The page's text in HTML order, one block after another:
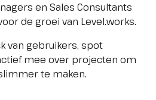
en Sales Consultants
de groei van Level.works.
van gebruikers, spot
mee over projecten om
te maken.